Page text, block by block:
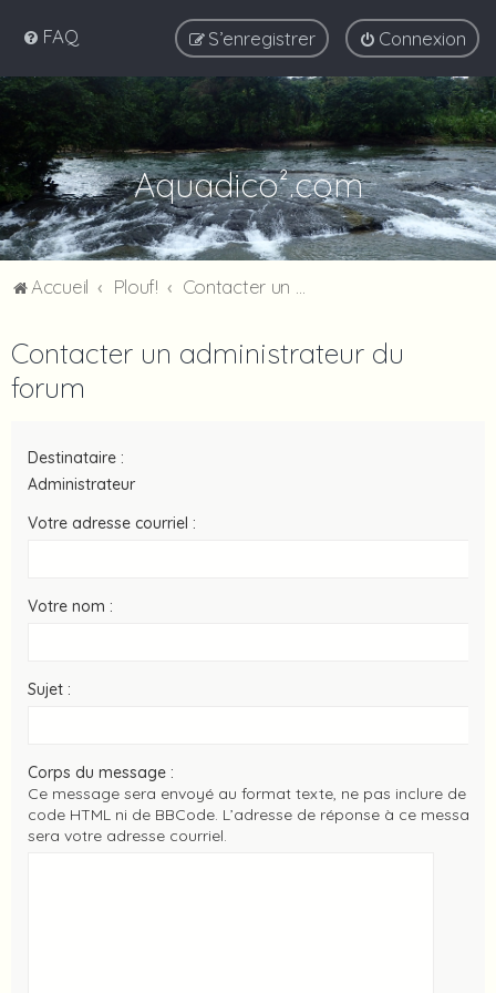
FAQ Connexion
S’enregistrer
Aquadico².com
Accueil Plouf!
Contacter un administrateur du
forum
Destinataire :
Administrateur
Votre adresse courriel :
Votre nom :
Sujet :
Corps du message :
Ce message sera envoyé au format texte, ne pas inclure de
code HTML ni de BBCode. L’adresse de réponse à ce message
sera votre adresse courriel.